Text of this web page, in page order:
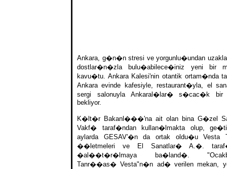
Ankara, g�n�n stresi ve yorgunlu�undan
dostlar�n�zla bulu�abilece�iniz yeni bir
kavu�tu. Ankara Kalesi'nin otantik ortam�nda
Ankara evinde kafesiyle, restaurant�yla, el
sergi salonuyla Ankaral�lar� s�cac�k bir
bekliyor.
K�lt�r Bakanl���'na ait olan bina G�zel
Vakf� taraf�ndan kullan�lmakta olup,
aylarda GESAV'�n da ortak oldu�u Vesta
��letmeleri ve El Sanatlar� A.�.
�al��t�r�lmaya ba�land�.
Tanr��as� Vesta"n�n ad� verilen mekan,